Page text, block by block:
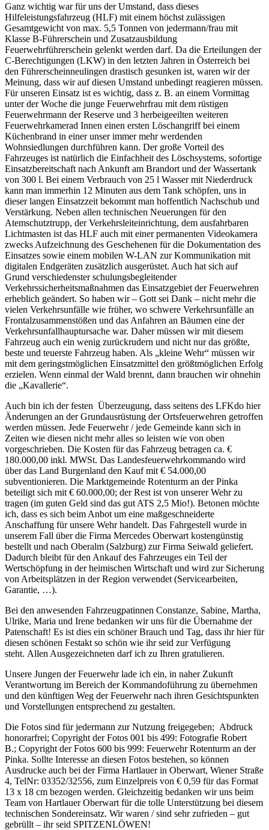
Ganz wichtig war für uns der Umstand, dass dieses
Hilfeleistungsfahrzeug (HLF) mit einem höchst zulässigen
Gesamtgewicht von max. 5,5 Tonnen von jedermann/frau mit
Klasse B-Führerschein und Zusatzausbildung
Feuerwehrführerschein gelenkt werden darf. Da die Erteilungen der
C-Berechtigungen (LKW) in den letzten Jahren in Österreich bei
den Führerscheinneulingen drastisch gesunken ist, waren wir der
Meinung, dass wir auf diesen Umstand unbedingt reagieren müssen.
Für unseren Einsatz ist es wichtig, dass z. B. an einem Vormittag
unter der Woche die junge Feuerwehrfrau mit dem rüstigen
Feuerwehrmann der Reserve und 3 herbeigeeilten weiteren
Feuerwehrkamerad Innen einen ersten Löschangriff bei einem
Küchenbrand in einer unser immer mehr werdenden
Wohnsiedlungen durchführen kann. Der große Vorteil des
Fahrzeuges ist natürlich die Einfachheit des Löschsystems, sofortige
Einsatzbereitschaft nach Ankunft am Brandort und der Wassertank
von 300 l. Bei einem Verbrauch von 25 l Wasser mit Niederdruck
kann man immerhin 12 Minuten aus dem Tank schöpfen, uns in
dieser langen Einsatzzeit bekommt man hoffentlich Nachschub und
Verstärkung. Neben allen technischen Neuerungen für den
Atemschutztrupp, der Verkehrsleiteinrichtung, dem ausfahrbaren
Lichtmasten ist das HLF auch mit einer permanenten Videokamera
zwecks Aufzeichnung des Geschehenen für die Dokumentation des
Einsatzes sowie einem mobilen W-LAN zur Kommunikation mit
digitalen Endgeräten zusätzlich ausgerüstet. Auch hat sich auf
Grund verschiedenster schulungsbegleitender
Verkehrssicherheitsmaßnahmen das Einsatzgebiet der Feuerwehren
erheblich geändert. So haben wir – Gott sei Dank – nicht mehr die
vielen Verkehrsunfälle wie früher, wo schwere Verkehrsunfälle an
Frontalzusammenstößen und das Anfahren an Bäumen eine der
Verkehrsunfallhauptursache war. Daher müssen wir mit diesem
Fahrzeug auch ein wenig zurückrudern und nicht nur das größte,
beste und teuerste Fahrzeug haben. Als „kleine Wehr“ müssen wir
mit dem geringstmöglichen Einsatzmittel den größtmöglichen Erfolg
erzielen. Wenn einmal der Wald brennt, dann brauchen wir ohnehin
die „Kavallerie“.
Auch bin ich der festen Überzeugung, dass seitens des LFKdo hier
Änderungen an der Grundausrüstung der Ortsfeuerwehren getroffen
werden müssen. Jede Feuerwehr / jede Gemeinde kann sich in
Zeiten wie diesen nicht mehr alles so leisten wie von oben
vorgeschrieben. Die Kosten für das Fahrzeug betragen ca. €
180.000,00 inkl. MWSt. Das Landesfeuerwehrkommando wird
über das Land Burgenland den Kauf mit € 54.000,00
subventionieren. Die Marktgemeinde Rotenturm an der Pinka
beteiligt sich mit € 60.000,00; der Rest ist von unserer Wehr zu
tragen (im guten Geld sind das gut ATS 2,5 Mio!). Betonen möchte
ich, dass es sich beim Anbot um eine maßgeschneiderte
Anschaffung für unsere Wehr handelt. Das Fahrgestell wurde in
unserem Fall über die Firma Mercedes Oberwart kostengünstig
bestellt und nach Oberalm (Salzburg) zur Firma Seiwald geliefert.
Dadurch bleibt für den Ankauf des Fahrzeuges ein Teil der
Wertschöpfung in der heimischen Wirtschaft und wird zur Sicherung
von Arbeitsplätzen in der Region verwendet (Servicearbeiten,
Garantie, …).
Bei den anwesenden Fahrzeugpatinnen Constanze, Sabine, Martha,
Ulrike, Maria und Irene bedanken wir uns für die Übernahme der
Patenschaft! Es ist dies ein schöner Brauch und Tag, dass ihr hier für
diesen schönen Festakt so schön wie ihr seid zur Verfügung
steht. Allen Ausgezeichneten darf ich zu Ihren gratulieren.
Unsere Jungen der Feuerwehr lade ich ein, in naher Zukunft
Verantwortung im Bereich der Kommandoführung zu übernehmen
und den künftigen Weg der Feuerwehr nach ihren Gesichtspunkten
und Vorstellungen entsprechend zu gestalten.
Die Fotos sind für jedermann zur Nutzung freigegeben; Abdruck
honorarfrei; Copyright der Fotos 001 bis 499: Fotografie Robert
B.; Copyright der Fotos 600 bis 999: Feuerwehr Rotenturm an der
Pinka. Sollte Interesse an diesen Fotos bestehen, so können
Ausdrucke auch bei der Firma Hartlauer in Oberwart, Wiener Straße
4, TelNr: 03352/32556, zum Einzelpreis von € 0,59 für das Format
13 x 18 cm bezogen werden. Gleichzeitig bedanken wir uns beim
Team von Hartlauer Oberwart für die tolle Unterstützung bei diesem
technischen Sondereinsatz. Wir waren / sind sehr zufrieden – gut
gebrüllt – ihr seid SPITZENLÖWEN!